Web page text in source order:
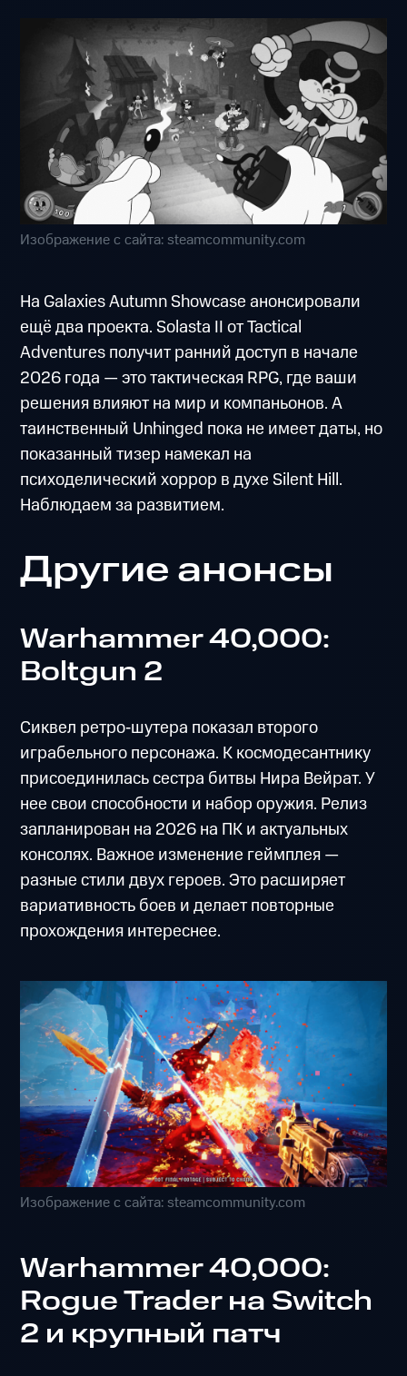
Изображение с сайта: steamcommunity.com
На Galaxies Autumn Showcase анонсировали
ещё два проекта. Solasta II от Tactical
Adventures получит ранний доступ в начале
2026 года — это тактическая RPG, где ваши
решения влияют на мир и компаньонов. А
таинственный Unhinged пока не имеет даты, но
показанный тизер намекал на
психоделический хоррор в духе Silent Hill.
Наблюдаем за развитием.
Другие анонсы
Warhammer 40,000:
Boltgun 2
Сиквел ретро‑шутера показал второго
играбельного персонажа. К космодесантнику
присоединилась сестра битвы Нира Вейрат. У
нее свои способности и набор оружия. Релиз
запланирован на 2026 на ПК и актуальных
консолях. Важное изменение геймплея —
разные стили двух героев. Это расширяет
вариативность боев и делает повторные
прохождения интереснее.
Изображение с сайта: steamcommunity.com
Warhammer 40,000:
Rogue Trader на Switch
2 и крупный патч